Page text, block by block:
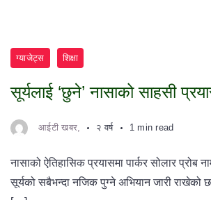
ग्याजेट्स शिक्षा
सूर्यलाई ‘छुने’ नासाको साहसी
आईटी खबर, २ वर्ष 1 min read
नासाको ऐतिहासिक प्रयासमा पार्कर सोलार प्रोब
सूर्यको सबैभन्दा नजिक पुग्ने अभियान जारी राखेको